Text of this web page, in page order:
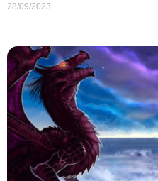
28/09/2023